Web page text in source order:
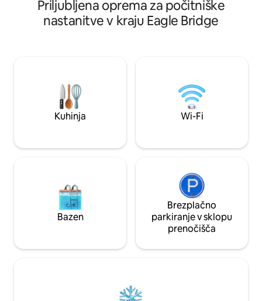
prijeten prostor je zasnovan za počitek
in preprostost. Ne glede na to, ali ste v
mestu na obisku pri družini, raziskujete
sveža jajca naših kokoši in domače
marmelade, udobna ureditev pa vam
omogoča, da se zlahka udobno
namestite in počutite kot doma.
gorovje Green
sodobnim
kmetijskih poti se
vsem
za električna
pralni/sušilni stroj
naprava brez
Priljubljena oprema za počitniške
nastanitve v kraju Eagle Bridge
Kuhinja Wi-Fi
Bazen
Brezplačno
parkiranje v sklopu
prenočišča